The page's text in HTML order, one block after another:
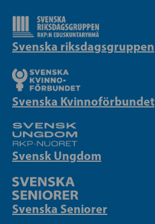
Svenska riksdagsgruppen
Svenska Kvinnoförbundet
Svensk Ungdom
Svenska Seniorer